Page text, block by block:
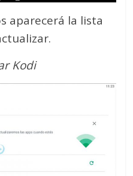
aparecerá la lista
Kodi